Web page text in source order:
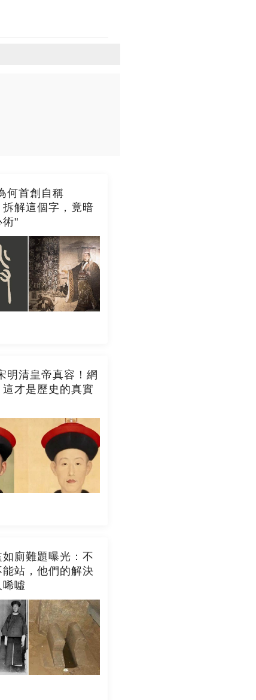
何首創自稱
拆解這個字，竟暗
術"
明清皇帝真容！網
才是歷史的真實
廁難題曝光：不
站，他們的解決
噓